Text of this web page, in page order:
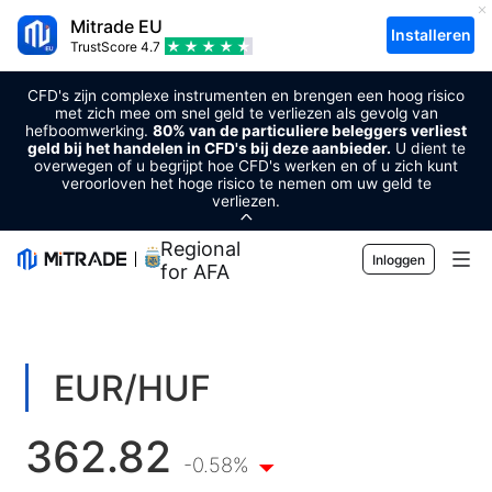
Mitrade EU
TrustScore 4.7
Installeren
CFD's zijn complexe instrumenten en brengen een hoog risico
met zich mee om snel geld te verliezen als gevolg van
hefboomwerking. 80% van de particuliere beleggers verliest
geld bij het handelen in CFD's bij deze aanbieder. U dient te
overwegen of u begrijpt hoe CFD's werken en of u zich kunt
veroorloven het hoge risico te nemen om uw geld te
verliezen.
Regional Sponsor
for AFA
Inloggen
Forex
Grondstoffen
Cryptovaluta's
Handel
Handelsplatform
Risicobeheer
Markttools
Economische kalender
Voorlichting
EUR/HUF
362.82 -0.58%